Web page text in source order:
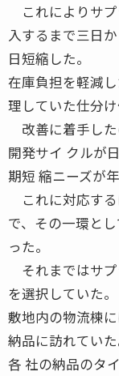
これによりサ
入するまで三日
日短縮した。
在庫負担を軽減
理していた仕分
改善に着手した
開発サイ クルが
期短 縮ニーズが
これに対応す
で、その一環と
った。
それまではサ
を選択していた。
敷地内の物流棟
納品に訪れていた
各 社の納品のタ